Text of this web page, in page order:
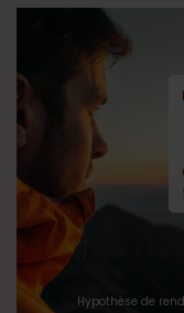
Hypothèse de